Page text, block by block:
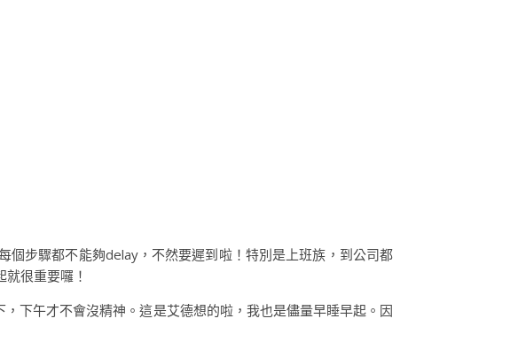
步驟都不能夠delay，不然要遲到啦！特別是上班族，到公司都
很重要囉！
下午才不會沒精神。這是艾德想的啦，我也是儘量早睡早起。因